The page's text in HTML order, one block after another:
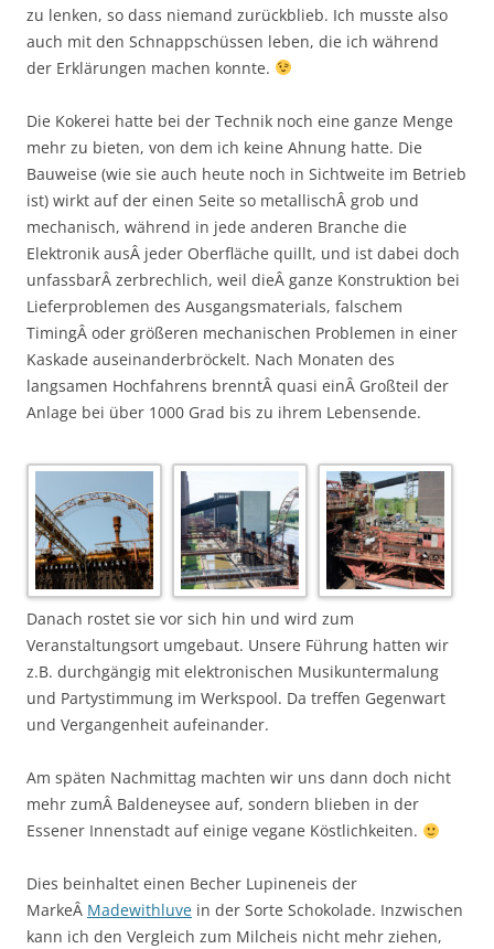
zu lenken, so dass niemand zurückblieb. Ich musste also
auch mit den Schnappschüssen leben, die ich während
der Erklärungen machen konnte.
Die Kokerei hatte bei der Technik noch eine ganze Menge
mehr zu bieten, von dem ich keine Ahnung hatte. Die
Bauweise (wie sie auch heute noch in Sichtweite im Betrieb
ist) wirkt auf der einen Seite so metallischÂ grob und
mechanisch, während in jede anderen Branche die
Elektronik ausÂ jeder Oberfläche quillt, und ist dabei doch
unfassbarÂ zerbrechlich, weil dieÂ ganze Konstruktion bei
Lieferproblemen des Ausgangsmaterials, falschem
TimingÂ oder größeren mechanischen Problemen in einer
Kaskade auseinanderbröckelt. Nach Monaten des
langsamen Hochfahrens brenntÂ quasi einÂ Großteil der
Anlage bei über 1000 Grad bis zu ihrem Lebensende.
Danach rostet sie vor sich hin und wird zum
Veranstaltungsort umgebaut. Unsere Führung hatten wir
z.B. durchgängig mit elektronischen Musikuntermalung
und Partystimmung im Werkspool. Da treffen Gegenwart
und Vergangenheit aufeinander.
Am späten Nachmittag machten wir uns dann doch nicht
mehr zumÂ Baldeneysee auf, sondern blieben in der
Essener Innenstadt auf einige vegane Köstlichkeiten.
Dies beinhaltet einen Becher Lupineneis der
MarkeÂ Madewithluve in der Sorte Schokolade. Inzwischen
kann ich den Vergleich zum Milcheis nicht mehr ziehen,